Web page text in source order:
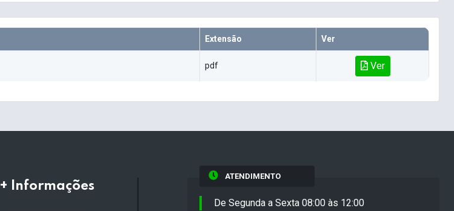
Extensão Ver
pdf Ver
+ Informações
ATENDIMENTO
De Segunda a Sexta 08:00 às 12:00